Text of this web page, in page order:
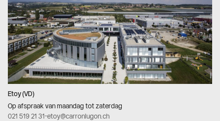
Etoy (VD)
Op afspraak van maandag tot zaterdag
021 519 21 31-etoy@carronlugon.ch